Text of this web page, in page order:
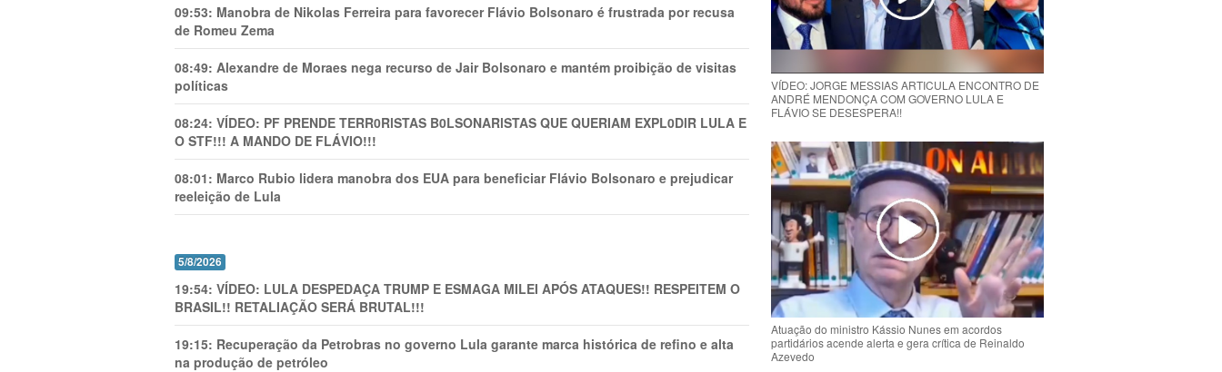
09:53: Manobra de Nikolas Ferreira para favorecer Flávio Bolsonaro é frustrada por recusa
de Romeu Zema
08:49: Alexandre de Moraes nega recurso de Jair Bolsonaro e mantém proibição de visitas
políticas
08:24: VÍDEO: PF PRENDE TERR0RlSTAS B0LSONARlSTAS QUE QUERIAM EXPL0DlR LULA E
O STF!!! A MANDO DE FLÁVIO!!!
08:01: Marco Rubio lidera manobra dos EUA para beneficiar Flávio Bolsonaro e prejudicar
reeleição de Lula
5/8/2026
19:54: VÍDEO: LULA DESPEDAÇA TRUMP E ESMAGA MILEI APÓS ATAQUES!! RESPEITEM O
BRASIL!! RETALIAÇÃO SERÁ BRUTAL!!!
19:15: Recuperação da Petrobras no governo Lula garante marca histórica de refino e alta
na produção de petróleo
VÍDEO: JORGE MESSIAS ARTICULA ENCONTRO DE
ANDRÉ MENDONÇA COM GOVERNO LULA E
FLÁVIO SE DESESPERA!!
Atuação do ministro Kássio Nunes em acordos
partidários acende alerta e gera crítica de Reinaldo
Azevedo